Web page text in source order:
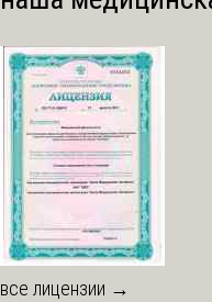
все лицензии →